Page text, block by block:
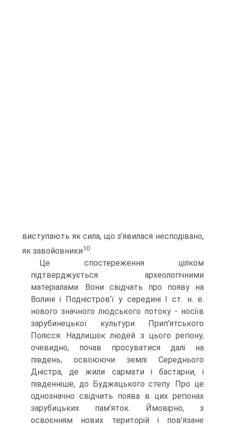
виступають як сила, що з’явилася несподівано,
як завойовники10.
Це спостереження цілком
підтверджується археологічними
матеріалами. Вони свідчать про появу на
Волині і Подністров’ї у середині І ст. н. е.
нового значного людського потоку - носіїв
зарубинецької культури Прип’ятського
Полісся. Надлишок людей з цього регіону,
очевидно, почав просуватися далі на
південь, освоюючи землі Середнього
Дністра, де жили сармати і бастарни, і
південніше, до Буджацького степу. Про це
однозначно свідчить поява в цих регіонах
зарубицьких пам’яток. Ймовірно, з
освоєнням нових територій і пов’язане